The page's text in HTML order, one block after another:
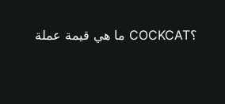
ما هي قيمة عملة COCKCAT؟